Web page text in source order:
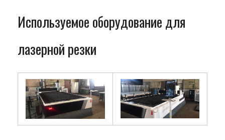
Используемое оборудование для
лазерной резки